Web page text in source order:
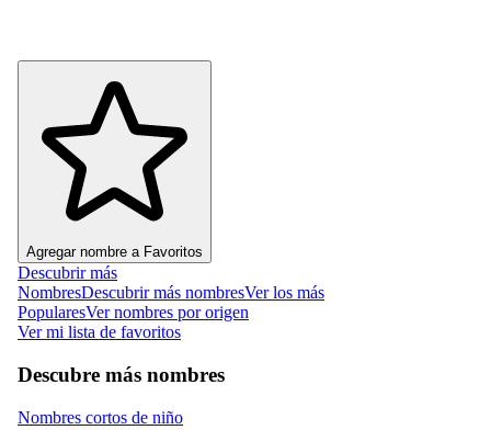
Agregar nombre a Favoritos
Descubrir más
NombresDescubrir más nombresVer los más
PopularesVer nombres por origen
Ver mi lista de favoritos
Descubre más nombres
Nombres cortos de niño